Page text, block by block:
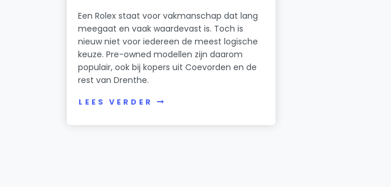
Een Rolex staat voor vakmanschap dat lang
meegaat en vaak waardevast is. Toch is
nieuw niet voor iedereen de meest logische
keuze. Pre-owned modellen zijn daarom
populair, ook bij kopers uit Coevorden en de
rest van Drenthe.
LEES VERDER